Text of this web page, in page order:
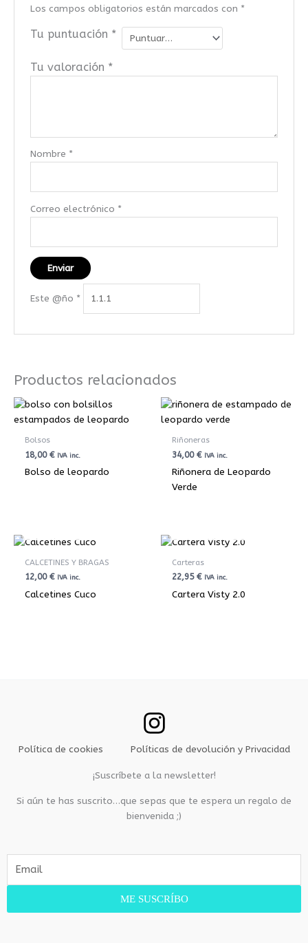
Los campos obligatorios están marcados con *
Tu puntuación *
Tu valoración *
Nombre *
Correo electrónico *
Este @ño *
Productos relacionados
Bolsos
18,00€ IVA inc.
Bolso de leopardo
Riñoneras
34,00€ IVA inc.
Riñonera de Leopardo
Verde
CALCETINES Y BRAGAS
12,00€ IVA inc.
Calcetines Cuco
Carteras
22,95€ IVA inc.
Cartera Visty 2.0
Política de cookies Políticas de devolución y Privacidad
¡Suscríbete a la newsletter!
Si aún te has suscrito…que sepas que te espera un regalo de
bienvenida ;)
ME SUSCRÍBO